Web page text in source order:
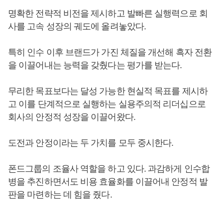
명확한 전략적 비전을 제시하고 발빠른 실행력으로 회
사를 고속 성장의 궤도에 올려놓았다.
특히 인수 이후 브랜드가 가진 체질을 개선해 흑자 전환
을 이끌어내는 능력을 갖췄다는 평가를 받는다.
무리한 목표보다는 달성 가능한 현실적 목표를 제시하
고 이를 단계적으로 실행하는 실용주의적 리더십으로
회사의 안정적 성장을 이끌어왔다.
도전과 안정이라는 두 가치를 모두 중시한다.
폰드그룹의 조율사 역할을 하고 있다. 과감하게 인수합
병을 추진하면서도 비용 효율화를 이끌어내 안정적 발
판을 마련하는 데 힘을 줬다.